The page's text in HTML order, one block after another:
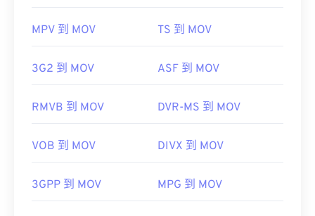
MPV 到 MOV TS 到 MOV
3G2 到 MOV ASF 到 MOV
RMVB 到 MOV DVR-MS 到 MOV
VOB 到 MOV DIVX 到 MOV
3GPP 到 MOV MPG 到 MOV